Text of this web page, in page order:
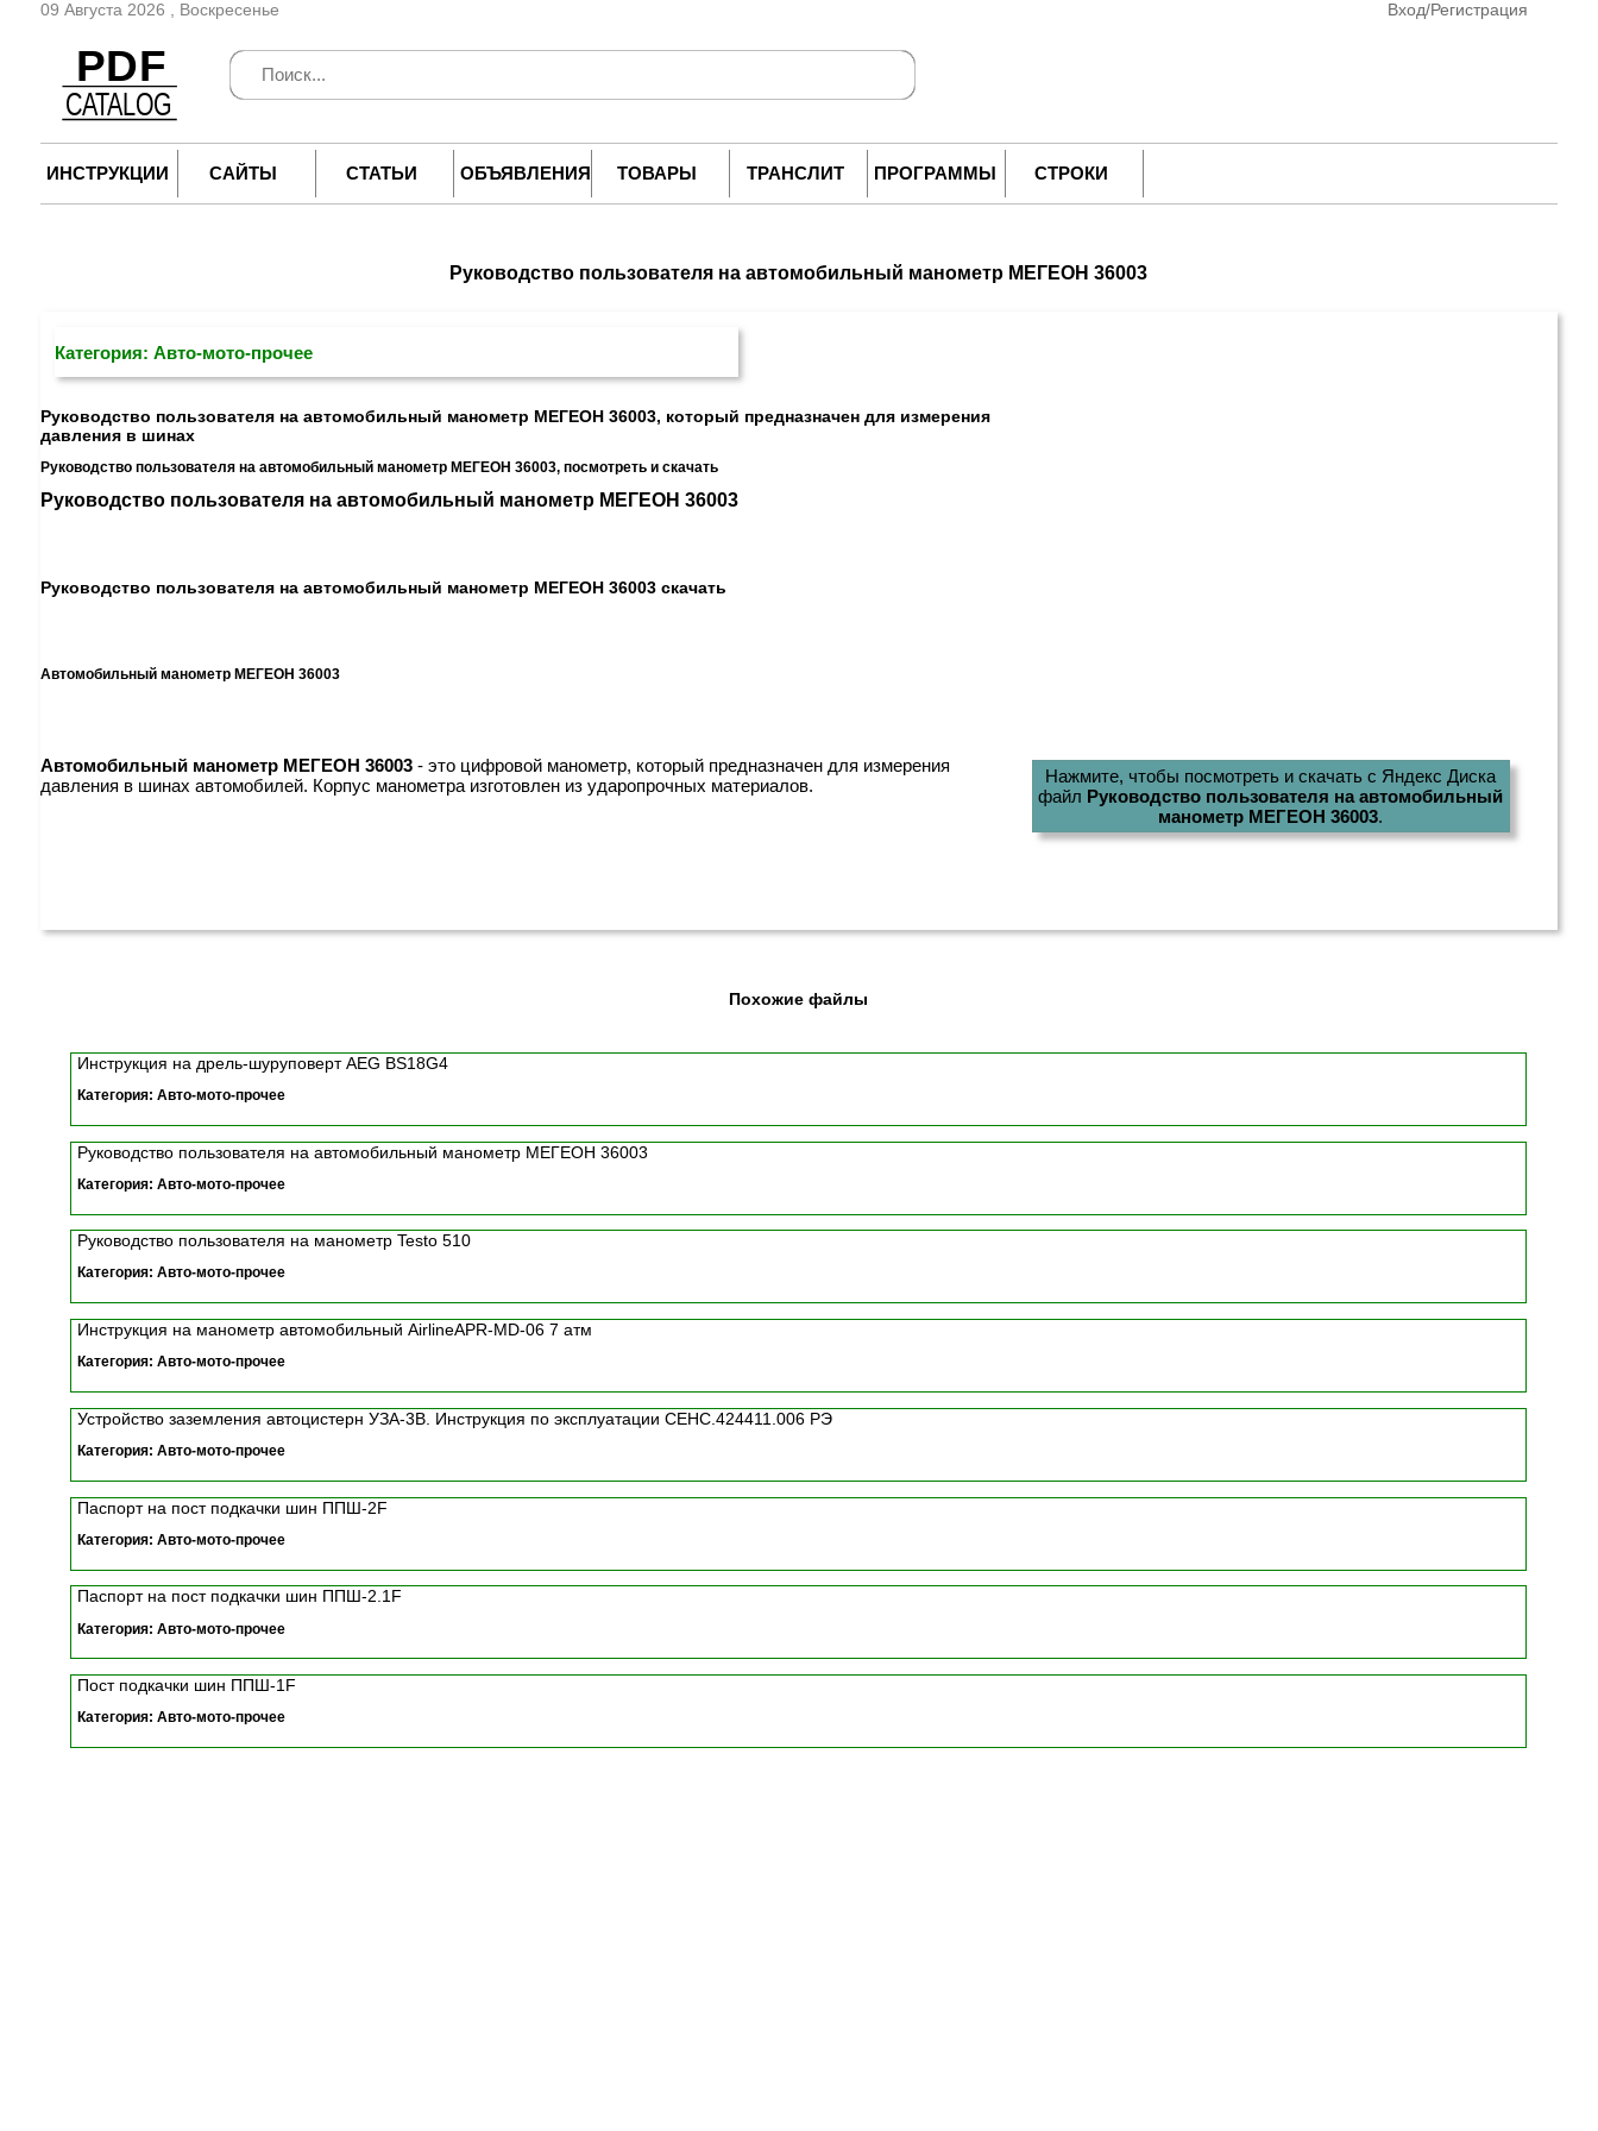
09 Августа 2026 , Воскресенье Вход/Регистрация
ИНСТРУКЦИИ САЙТЫ СТАТЬИ ОБЪЯВЛЕНИЯ ТОВАРЫ ТРАНСЛИТ ПРОГРАММЫ СТРОКИ
Руководство пользователя на автомобильный манометр МЕГЕОН 36003
Категория: Авто-мото-прочее
Руководство пользователя на автомобильный манометр МЕГЕОН 36003, который предназначен для измерения
давления в шинах
Руководство пользователя на автомобильный манометр МЕГЕОН 36003, посмотреть и скачать
Руководство пользователя на автомобильный манометр МЕГЕОН 36003
Руководство пользователя на автомобильный манометр МЕГЕОН 36003 скачать
Автомобильный манометр МЕГЕОН 36003
Автомобильный манометр МЕГЕОН 36003- это цифровой манометр, который предназначен для измерения
давления в шинах автомобилей. Корпус манометра изготовлен из ударопрочных материалов.
Нажмите, чтобы посмотреть и скачать с Яндекс Диска
файл Руководство пользователя на автомобильный
манометр МЕГЕОН 36003.
Похожие файлы
Инструкция на дрель-шуруповерт AEG BS18G4
Категория: Авто-мото-прочее
Руководство пользователя на автомобильный манометр МЕГЕОН 36003
Категория: Авто-мото-прочее
Руководство пользователя на манометр Testo 510
Категория: Авто-мото-прочее
Инструкция на манометр автомобильный AirlineAPR-MD-06 7 атм
Категория: Авто-мото-прочее
Устройство заземления автоцистерн УЗА-3В. Инструкция по эксплуатации СЕНС.424411.006 РЭ
Категория: Авто-мото-прочее
Паспорт на пост подкачки шин ППШ-2F
Категория: Авто-мото-прочее
Паспорт на пост подкачки шин ППШ-2.1F
Категория: Авто-мото-прочее
Пост подкачки шин ППШ-1F
Категория: Авто-мото-прочее